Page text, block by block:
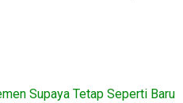
Supaya Tetap Seperti Baru